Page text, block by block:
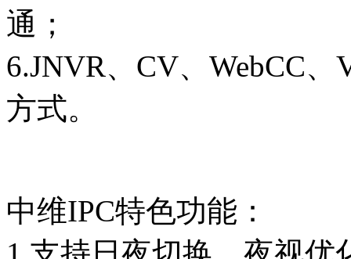
通；
6.JNVR、CV、WebCC
方式。
中维IPC特色功能：